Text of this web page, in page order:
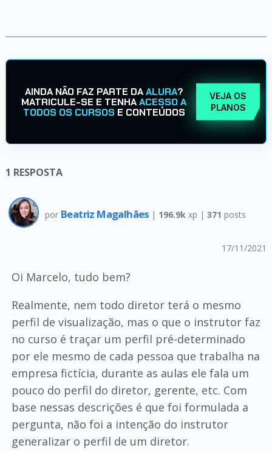
AINDA NÃO FAZ PARTE DAALURA?
MATRICULE-SE E TENHAACESSO A
TODOS OS CURSOS E CONTEÚDOS
VEJA OS
PLANOS
1 RESPOSTA
por Beatriz Magalhães | 196.9k xp |371 posts
17/11/2021
Oi Marcelo, tudo bem?
Realmente, nem todo diretor terá o mesmo
perfil de visualização, mas o que o instrutor faz
no curso é traçar um perfil pré-determinado
por ele mesmo de cada pessoa que trabalha na
empresa fictícia, durante as aulas ele fala um
pouco do perfil do diretor, gerente, etc. Com
base nessas descrições é que foi formulada a
pergunta, não foi a intenção do instrutor
generalizar o perfil de um diretor.